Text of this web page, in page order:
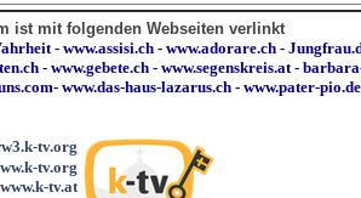
ist mit folgenden Webseiten verlinkt
- www.assisi.ch - www.adorare.ch -
- www.gebete.ch - www.segenskreis.at-
- www.das-haus-lazarus.ch - www.pater-pio.de
tv.org
tv.org
www.k-tv.at